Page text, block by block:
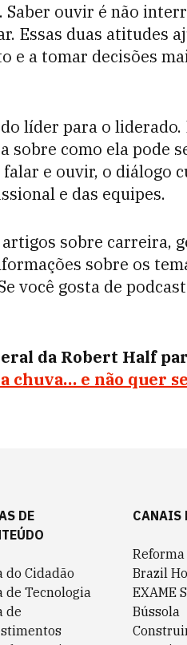
ouvir é não
Essas duas atitudes
e a tomar decisões
líder para o liderado.
sobre como ela pode
e ouvir, o diálogo
e das equipes.
sobre carreira,
sobre os
você gosta de
da Robert Half
chuva… e não quer
DE
do Cidadão
de Tecnologia
de
CANAIS
Brazil
EXAME
Bússola